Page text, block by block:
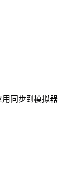
同步到模拟器